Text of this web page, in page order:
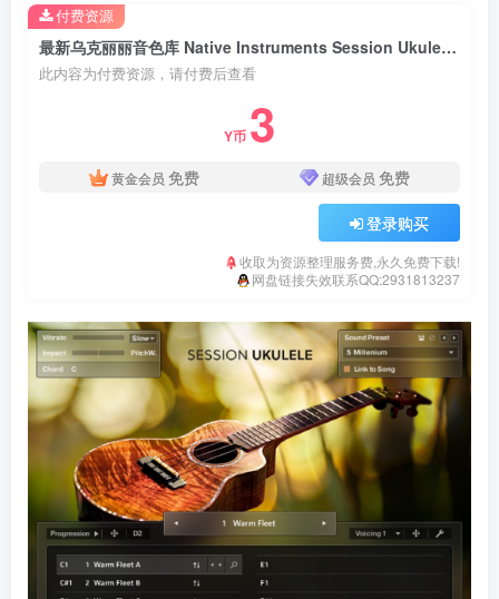
最新乌克丽丽音色库 Native Instruments Session Ukulele KONTAKT
此内容为付费资源，请付费后查看
Y币 3
黄金会员 免费 超级会员 免费
登录购买
收取为资源整理服务费,永久免费下载!
网盘链接失效联系QQ:2931813237
付费资源